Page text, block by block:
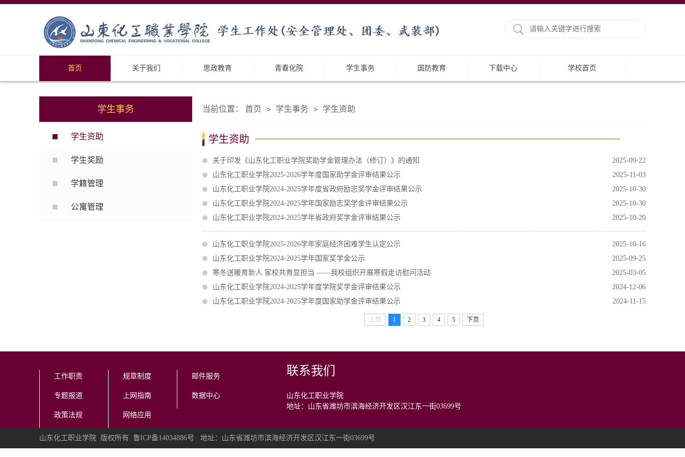
首页 关于我们 思政教育 青春化院 学生事务 国防教育 下载中心 学校首页
学生事务
学生资助
学生奖励
学籍管理
公寓管理
当前位置： 首页 > 学生事务 > 学生资助
学生资助
2025-09-22
关于印发《山东化工职业学院奖助学金管理办法（修订）》的通知
2025-11-03
山东化工职业学院2025-2026学年度国家助学金评审结果公示
2025-10-30
山东化工职业学院2024-2025学年度省政府励志奖学金评审结果公示
2025-10-30
山东化工职业学院2024-2025学年国家励志​奖学金评审结果公示
2025-10-20
山东化工职业学院2024-2025学年省政府奖学金评审结果公示
2025-10-16
山东化工职业学院2025-2026学年家庭经济困难学生认定公示
2025-09-25
山东化工职业学院2024-2025学年国家奖学金公示
2025-03-05
寒冬送暖育新人 家校共育显担当 ——我校组织开展寒假走访慰问活动
2024-12-06
山东化工职业学院2024-2025学年度学院奖学金评审结果公示
2024-11-15
山东化工职业学院2024-2025学年度国家助学金评审结果公示
上页 1 2 3 4 5 下页
工作职责
专题报道
政策法规
规章制度
上网指南
网络应用
邮件服务
数据中心
联系我们
山东化工职业学院
地址：山东省潍坊市滨海经济开发区汉江东一街03699号
山东化工职业学院 版权所有 鲁ICP备14034886号 地址：山东省潍坊市滨海经济开发区汉江东一街03699号